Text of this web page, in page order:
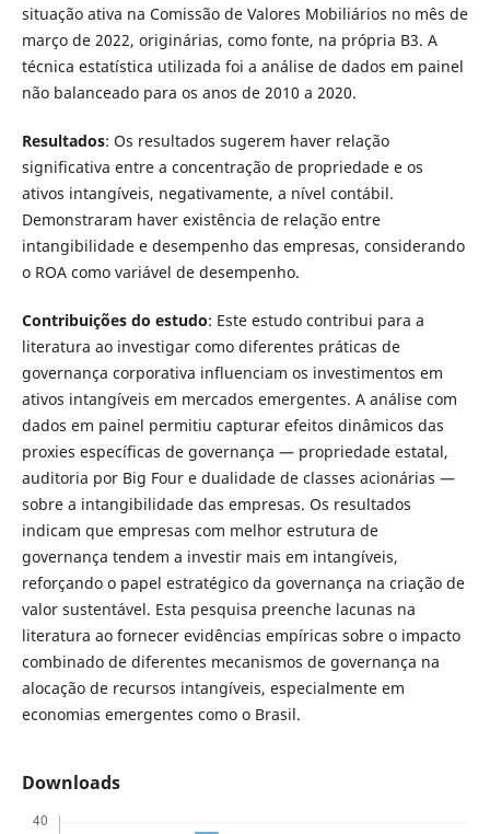
situação ativa na Comissão de Valores Mobiliários no mês de
março de 2022, originárias, como fonte, na própria B3. A
técnica estatística utilizada foi a análise de dados em painel
não balanceado para os anos de 2010 a 2020.
Resultados: Os resultados sugerem haver relação
significativa entre a concentração de propriedade e os
ativos intangíveis, negativamente, a nível contábil.
Demonstraram haver existência de relação entre
intangibilidade e desempenho das empresas, considerando
o ROA como variável de desempenho.
Contribuições do estudo: Este estudo contribui para a
literatura ao investigar como diferentes práticas de
governança corporativa influenciam os investimentos em
ativos intangíveis em mercados emergentes. A análise com
dados em painel permitiu capturar efeitos dinâmicos das
proxies específicas de governança — propriedade estatal,
auditoria por Big Four e dualidade de classes acionárias —
sobre a intangibilidade das empresas. Os resultados
indicam que empresas com melhor estrutura de
governança tendem a investir mais em intangíveis,
reforçando o papel estratégico da governança na criação de
valor sustentável. Esta pesquisa preenche lacunas na
literatura ao fornecer evidências empíricas sobre o impacto
combinado de diferentes mecanismos de governança na
alocação de recursos intangíveis, especialmente em
economias emergentes como o Brasil.
Downloads